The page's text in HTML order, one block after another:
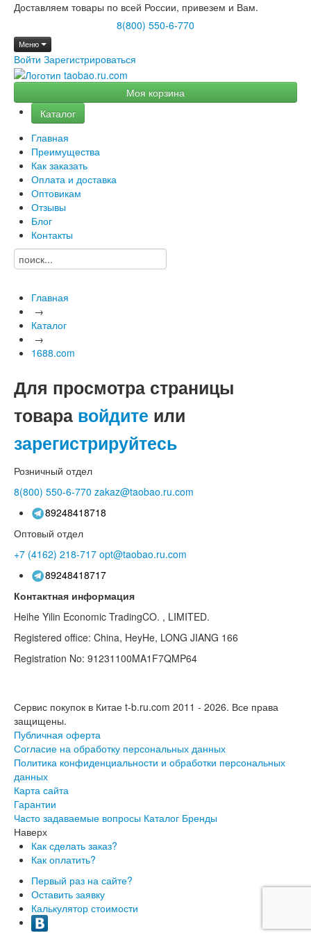
Доставляем товары по всей России, привезем и Вам.
8(800) 550-6-770
Меню
Войти Зарегистрироваться
Моя корзина
Каталог
Главная
Преимущества
Как заказать
Оплата и доставка
Оптовикам
Отзывы
Блог
Контакты
Главная
→
Каталог
→
1688.com
Для просмотра страницы
товара войдите или
зарегистрируйтесь
Розничный отдел
8(800) 550-6-770 zakaz@taobao.ru.com
89248418718
Оптовый отдел
+7 (4162) 218-717 opt@taobao.ru.com
89248418717
Контактная информация
Heihe Yilin Economic TradingCO. , LIMITED.
Registered office: China, HeyHe, LONG JIANG 166
Registration No: 91231100MA1F7QMP64
Сервис покупок в Китае t-b.ru.com 2011 - 2026. Все права
защищены.
Публичная оферта
Согласие на обработку персональных данных
Политика конфиденциальности и обработки персональных
данных
Карта сайта
Гарантии
Часто задаваемые вопросы Каталог Бренды
Наверх
Как сделать заказ?
Как оплатить?
Первый раз на сайте?
Оставить заявку
Калькулятор стоимости